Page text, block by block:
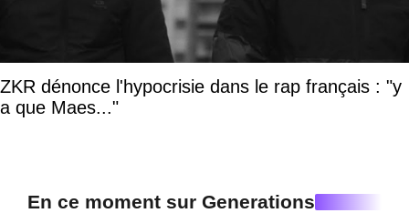
ZKR dénonce l'hypocrisie dans le rap français : "y
a que Maes..."
En ce moment sur Generations